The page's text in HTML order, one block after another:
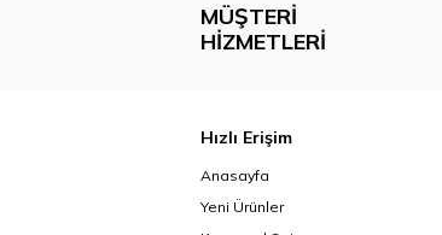
MÜŞTERI
HIZMETLERI
Hızlı Erişim
Anasayfa
Yeni Ürünler